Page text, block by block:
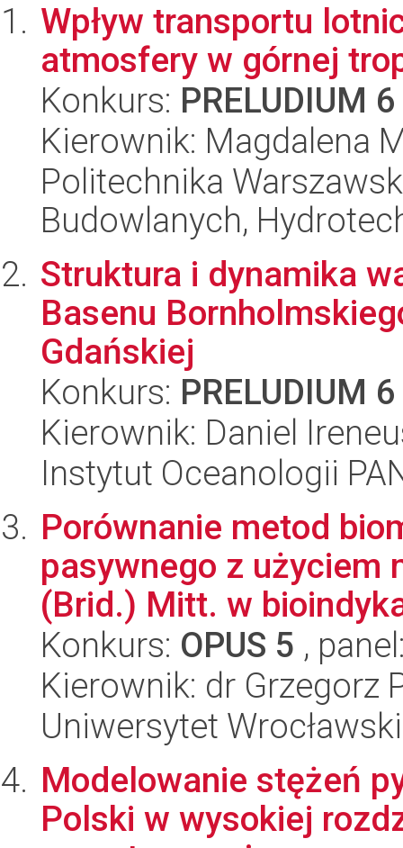
Wpływ transportu
atmosfery w górnej
Konkurs: PRELUDIUM 6
Kierownik: Magdalena
Politechnika
Budowlanych,
Struktura i dynamika
Basenu
Gdańskiej
Konkurs: PRELUDIUM 6
Kierownik: Daniel
Instytut Oceanologii
Porównanie metod
pasywnego z użyciem
(Brid.) Mitt. w
Konkurs: OPUS 5 ,
Kierownik: dr Grzegorz
Uniwersytet
Modelowanie stężeń
Polski w wysokiej